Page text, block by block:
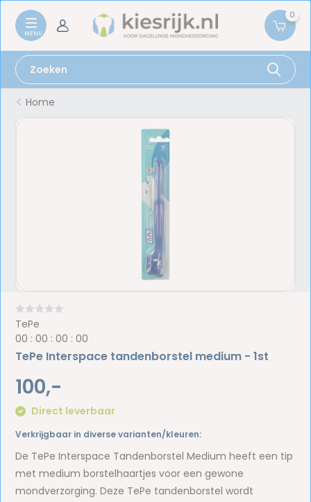
0
Home
TePe
00 :00 :00 :00
TePe Interspace tandenborstel medium - 1st
100,-
Direct leverbaar
Verkrijgbaar in diverse varianten/kleuren:
De TePe Interspace Tandenborstel Medium heeft een tip
met medium borstelhaartjes voor een gewone
mondverzorging. Deze TePe tandenborstel wordt